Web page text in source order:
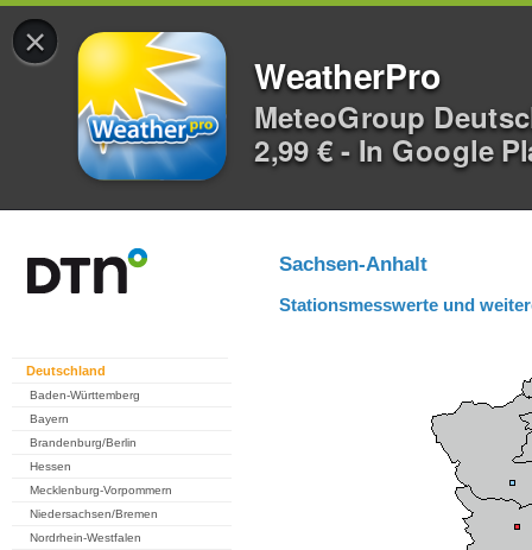
×
WeatherPro
MeteoGroup
2,99 € - In Google
Deutschland
Baden-Württemberg
Bayern
Brandenburg/Berlin
Hessen
Mecklenburg-Vorpommern
Niedersachsen/Bremen
Nordrhein-Westfalen
Sachsen-Anhalt
Stationsmesswerte und